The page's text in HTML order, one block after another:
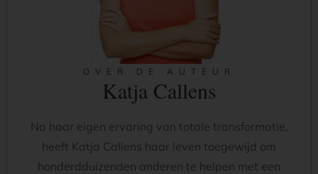
OVER DE AUTEUR
Katja Callens
Na haar eigen ervaring van totale transformatie,
heeft Katja Callens haar leven toegewijd om
honderdduizenden anderen te helpen met een